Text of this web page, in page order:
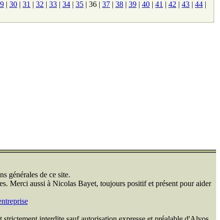
| 30 | 31 | 32 | 33 | 34 | 35 | 36 | 37 | 38 | 39 | 40 | 41 | 42 | 43 | 44 |
générales de ce site.
Merci aussi à Nicolas Bayet, toujours positif et présent pour aider